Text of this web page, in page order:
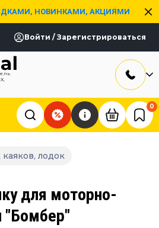
НОВИНКАМИ, АКЦИЯМИ
Войти / Зарегистрироваться
0
лодок
для моторно-
"Бомбер"